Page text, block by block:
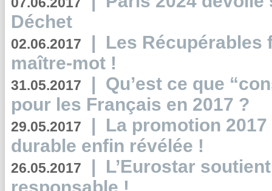
Déchet
02.06.2017 | Les Récupérables
maître-mot !
31.05.2017 | Qu’est ce que
pour les Français en 2017 ?
29.05.2017 | La promotion
durable enfin révélée !
26.05.2017 | L’Eurostar